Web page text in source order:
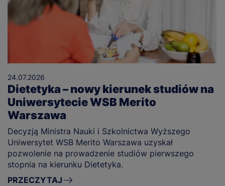
24.07.2026
Dietetyka – nowy kierunek studiów na
Uniwersytecie WSB Merito
Warszawa
Decyzją Ministra Nauki i Szkolnictwa Wyższego
Uniwersytet WSB Merito Warszawa uzyskał
pozwolenie na prowadzenie studiów pierwszego
stopnia na kierunku Dietetyka.
PRZECZYTAJ